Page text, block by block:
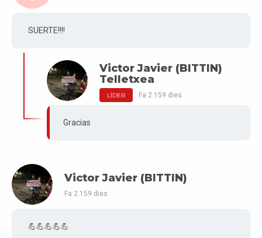
SUERTE!!!!
Victor Javier (BITTIN)
Telletxea
LÍDER Fa 2.159 dies
Gracias
Victor Javier (BITTIN)
Fa 2.159 dies
💪💪💪💪💪